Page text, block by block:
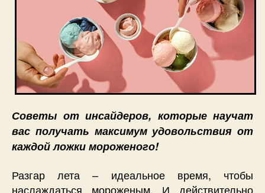
Советы от инсайдеров, которые научат
вас получать максимум удовольствия от
каждой ложки мороженого!
Разгар лета – идеальное время, чтобы
наслаждаться мороженым. И действительно